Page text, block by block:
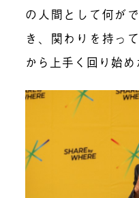
の人間として何が
き、関わりを持っ
から上手く回り始め